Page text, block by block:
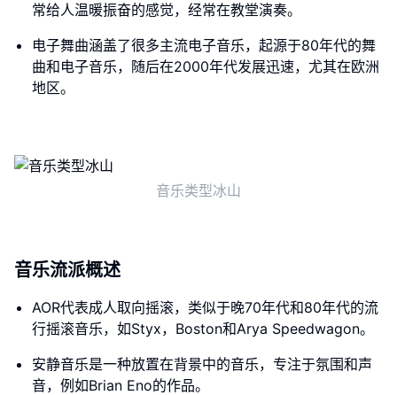
常给人温暖振奋的感觉，经常在教堂演奏。
电子舞曲涵盖了很多主流电子音乐，起源于80年代的舞
曲和电子音乐，随后在2000年代发展迅速，尤其在欧洲
地区。
音乐类型冰山
音乐流派概述
AOR代表成人取向摇滚，类似于晚70年代和80年代的流
行摇滚音乐，如Styx，Boston和Arya Speedwagon。
安静音乐是一种放置在背景中的音乐，专注于氛围和声
音，例如Brian Eno的作品。